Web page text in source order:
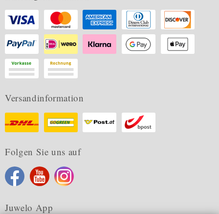
Versandinformation
Folgen Sie uns auf
Juwelo App